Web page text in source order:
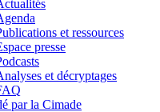
et ressources
presse
et décryptages
par la Cimade